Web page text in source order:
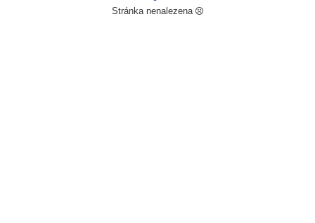
Stránka nenalezena